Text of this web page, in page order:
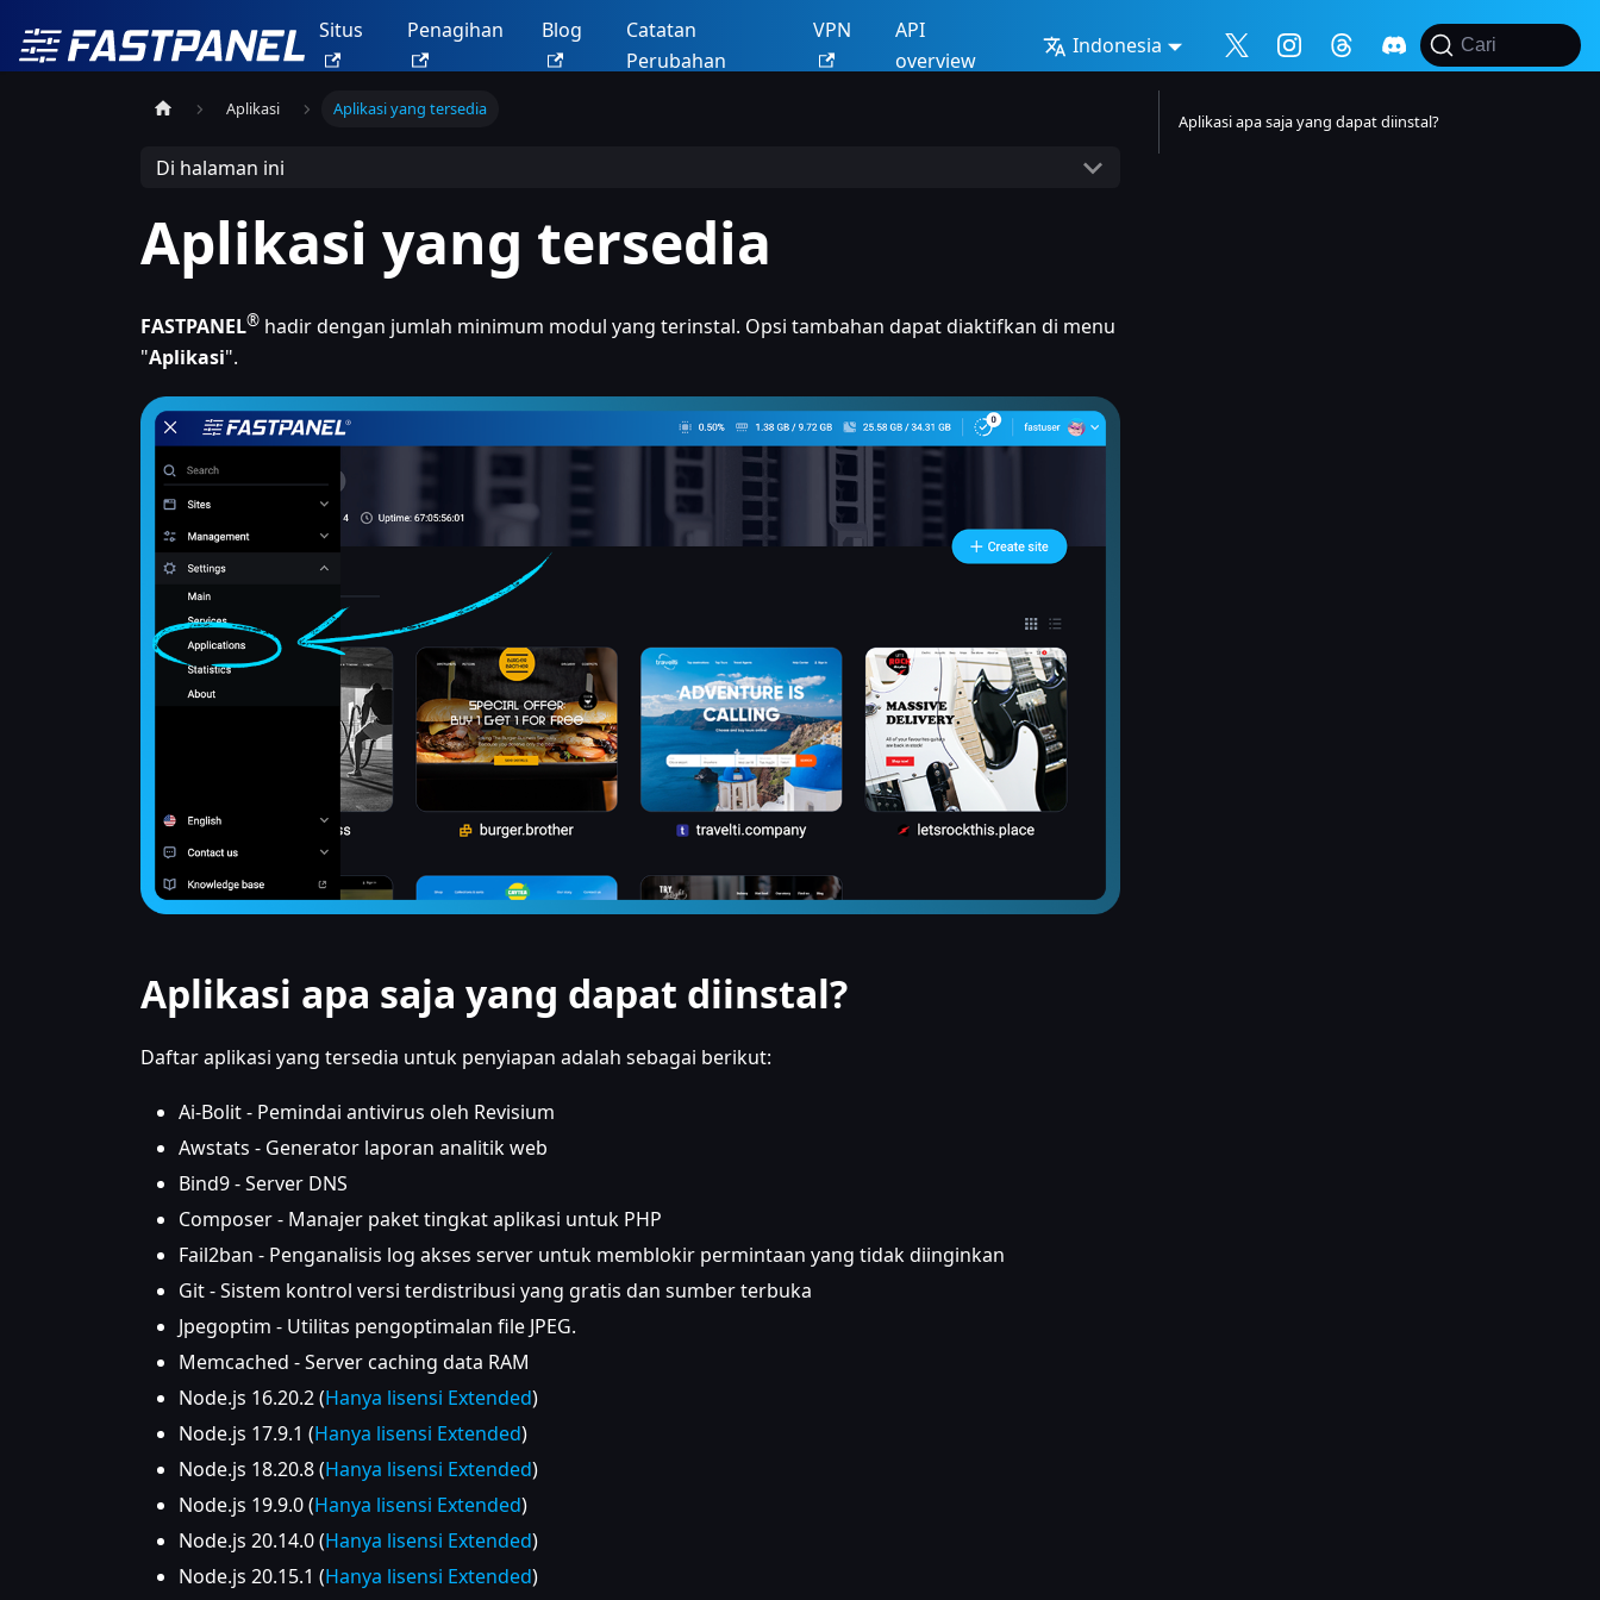
Situs Penagihan Blog
Catatan
Perubahan
VPN
API
overview
Indonesia Cari
Aplikasi Aplikasi yang tersedia
Di halaman ini
Aplikasi yang tersedia
FASTPANEL® hadir dengan jumlah minimum modul yang terinstal. Opsi tambahan dapat diaktifkan di menu
"Aplikasi".
Aplikasi apa saja yang dapat diinstal?
Daftar aplikasi yang tersedia untuk penyiapan adalah sebagai berikut:
Ai-Bolit - Pemindai antivirus oleh Revisium
Awstats - Generator laporan analitik web
Bind9 - Server DNS
Composer - Manajer paket tingkat aplikasi untuk PHP
Fail2ban - Penganalisis log akses server untuk memblokir permintaan yang tidak diinginkan
Git - Sistem kontrol versi terdistribusi yang gratis dan sumber terbuka
Jpegoptim - Utilitas pengoptimalan file JPEG.
Memcached - Server caching data RAM
Node.js 16.20.2 (Hanya lisensi Extended)
Node.js 17.9.1 (Hanya lisensi Extended)
Node.js 18.20.8 (Hanya lisensi Extended)
Node.js 19.9.0 (Hanya lisensi Extended)
Node.js 20.14.0 (Hanya lisensi Extended)
Node.js 20.15.1 (Hanya lisensi Extended)
Aplikasi apa saja yang dapat diinstal?